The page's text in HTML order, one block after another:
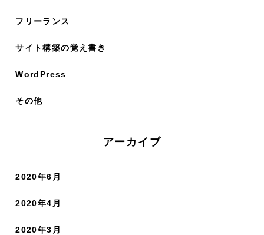
フリーランス
サイト構築の覚え書き
WordPress
その他
アーカイブ
2020年6月
2020年4月
2020年3月